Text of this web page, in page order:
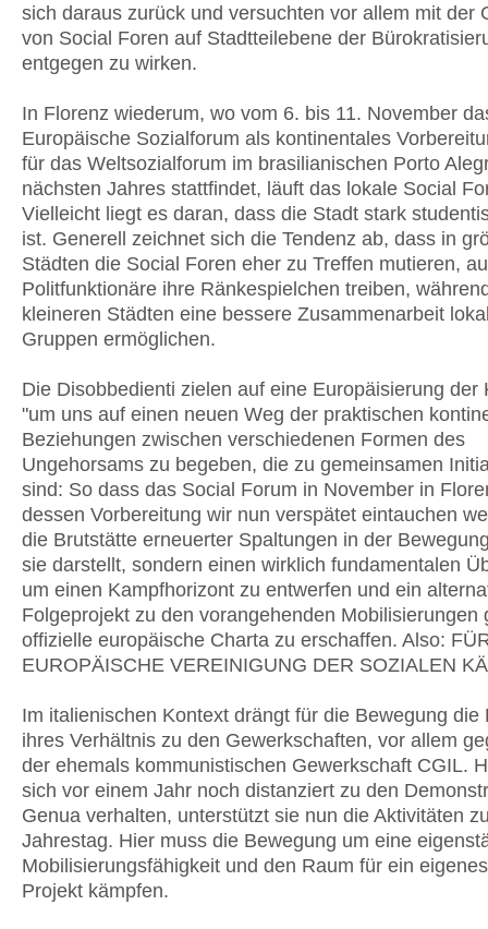
sich daraus zurück und versuchten vor allem mit der
von Social Foren auf Stadtteilebene der
entgegen zu wirken.
In Florenz wiederum, wo vom 6. bis 11. November
Europäische Sozialforum als kontinentales
für das Weltsozialforum im brasilianischen Porto
nächsten Jahres stattfindet, läuft das lokale Social
Vielleicht liegt es daran, dass die Stadt stark
ist. Generell zeichnet sich die Tendenz ab, dass in
Städten die Social Foren eher zu Treffen mutieren,
Politfunktionäre ihre Ränkespielchen treiben,
kleineren Städten eine bessere Zusammenarbeit
Gruppen ermöglichen.
Die Disobbedienti zielen auf eine Europäisierung der
"um uns auf einen neuen Weg der praktischen
Beziehungen zwischen verschiedenen Formen des
Ungehorsams zu begeben, die zu gemeinsamen
sind: So dass das Social Forum in November in
dessen Vorbereitung wir nun verspätet eintauchen
die Brutstätte erneuerter Spaltungen in der
sie darstellt, sondern einen wirklich fundamentalen
um einen Kampfhorizont zu entwerfen und ein
Folgeprojekt zu den vorangehenden Mobilisierungen
offizielle europäische Charta zu erschaffen. Also:
EUROPÄISCHE VEREINIGUNG DER SOZIALEN
Im italienischen Kontext drängt für die Bewegung die
ihres Verhältnis zu den Gewerkschaften, vor allem
der ehemals kommunistischen Gewerkschaft CGIL.
sich vor einem Jahr noch distanziert zu den
Genua verhalten, unterstützt sie nun die Aktivitäten
Jahrestag. Hier muss die Bewegung um eine
Mobilisierungsfähigkeit und den Raum für ein
Projekt kämpfen.